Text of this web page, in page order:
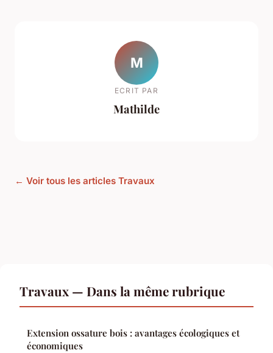
M
ECRIT PAR
Mathilde
← Voir tous les articles Travaux
Travaux — Dans la même rubrique
Extension ossature bois : avantages écologiques et
économiques